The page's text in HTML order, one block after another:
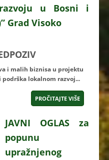
u Bosni i
Grad Visoko
i malih biznisa u projektu
podrška lokalnom razvoj...
PROČITAJTE VIŠE
JAVNI OGLAS za
popunu
upražnjenog